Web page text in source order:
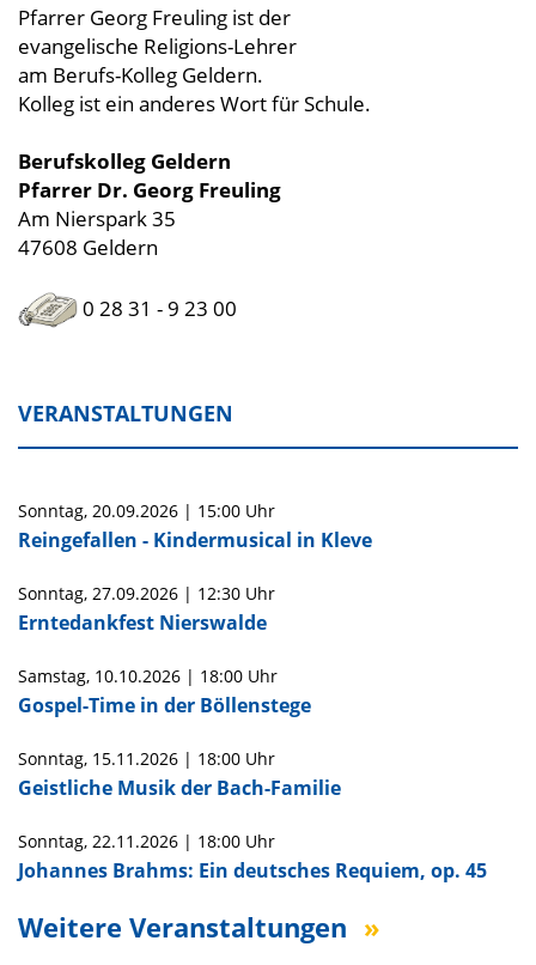
Pfarrer Georg Freuling ist der
evangelische Religions-Lehrer
am Berufs-Kolleg Geldern.
Kolleg ist ein anderes Wort für Schule.
Berufskolleg Geldern
Pfarrer Dr. Georg Freuling
Am Nierspark 35
47608 Geldern
0 28 31 - 9 23 00
VERANSTALTUNGEN
Sonntag, 20.09.2026 | 15:00 Uhr
Reingefallen - Kindermusical in Kleve
Sonntag, 27.09.2026 | 12:30 Uhr
Erntedankfest Nierswalde
Samstag, 10.10.2026 | 18:00 Uhr
Gospel-Time in der Böllenstege
Sonntag, 15.11.2026 | 18:00 Uhr
Geistliche Musik der Bach-Familie
Sonntag, 22.11.2026 | 18:00 Uhr
Johannes Brahms: Ein deutsches Requiem, op. 45
Weitere Veranstaltungen